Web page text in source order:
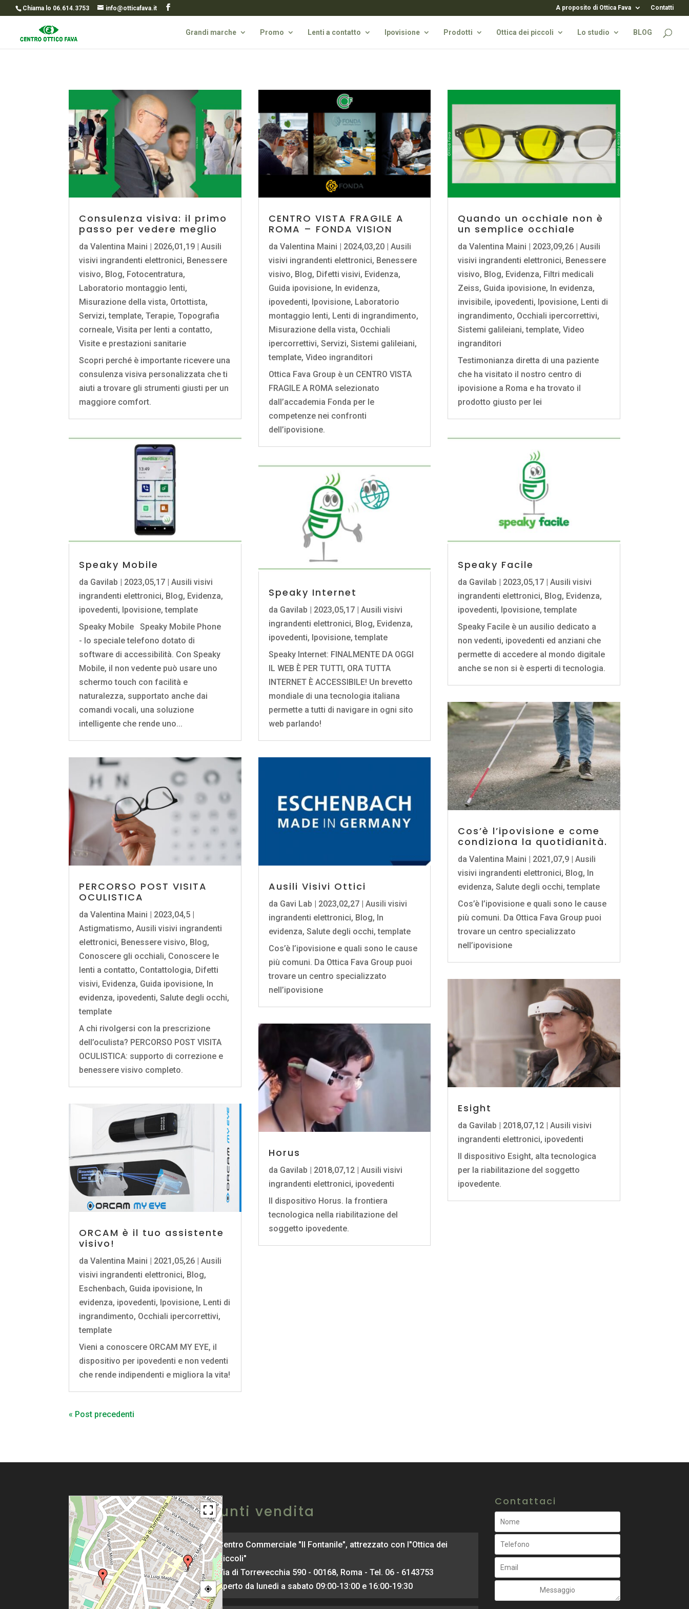
Chiama lo 06.614.3753 info@otticafava.it A proposito di Ottica Fava Contatti
Grandi marche Promo Lenti a contatto Ipovisione Prodotti Ottica dei piccoli Lo studio BLOG
Consulenza visiva: il primo
passo per vedere meglio
daValentina Maini 2026,01,19 |Ausili
visivi ingrandenti elettronici, Benessere
visivo, Blog, Fotocentratura,
Laboratorio montaggio lenti,
Misurazione della vista, Ortottista,
Servizi,template,Terapie,Topografia
corneale,Visita per lenti a contatto,
Visite e prestazioni sanitarie
Scopri perché è importante ricevere una
consulenza visiva personalizzata che ti
aiuti a trovare gli strumenti giusti per un
maggiore comfort.
Speaky Mobile
da Gavilab | 2023,05,17 |Ausili visivi
ingrandenti elettronici, Blog, Evidenza,
ipovedenti, Ipovisione,template
Speaky Mobile Speaky Mobile Phone
- lo speciale telefono dotato di
software di accessibilità. Con Speaky
Mobile, il non vedente può usare uno
schermo touch con facilità e
naturalezza, supportato anche dai
comandi vocali, una soluzione
intelligente che rende uno...
PERCORSO POST VISITA
OCULISTICA
daValentina Maini | 2023,04,5 |
Astigmatismo,Ausili visivi ingrandenti
elettronici, Benessere visivo, Blog,
Conoscere gli occhiali, Conoscere le
lenti a contatto, Contattologia, Difetti
visivi, Evidenza, Guida ipovisione, In
evidenza, ipovedenti,Salute degli occhi,
template
A chi rivolgersi con la prescrizione
dell’oculista? PERCORSO POST VISITA
OCULISTICA: supporto di correzione e
benessere visivo completo.
ORCAM è il tuo assistente
visivo!
daValentina Maini | 2021,05,26 |Ausili
visivi ingrandenti elettronici, Blog,
Eschenbach, Guida ipovisione, In
evidenza, ipovedenti, Ipovisione, Lenti di
ingrandimento, Occhiali ipercorrettivi,
template
Vieni a conoscere ORCAM MY EYE, il
dispositivo per ipovedenti e non vedenti
che rende indipendenti e migliora la vita!
CENTRO VISTA FRAGILE A
ROMA – FONDA VISION
da Valentina Maini 2024,03,20| Ausili
visivi ingrandenti elettronici, Benessere
visivo, Blog, Difetti visivi, Evidenza,
Guida ipovisione, In evidenza,
ipovedenti, Ipovisione, Laboratorio
montaggio lenti, Lenti di ingrandimento,
Misurazione della vista, Occhiali
ipercorrettivi, Servizi, Sistemi galileiani,
template, Video ingranditori
Ottica Fava Group è un CENTRO VISTA
FRAGILE A ROMA selezionato
dall’accademia Fonda per le
competenze nei confronti
dell’ipovisione.
Speaky Internet
da Gavilab | 2023,05,17| Ausili visivi
ingrandenti elettronici, Blog, Evidenza,
ipovedenti, Ipovisione,template
Speaky Internet: FINALMENTE DA OGGI
IL WEB È PER TUTTI, ORA TUTTA
INTERNET È ACCESSIBILE! Un brevetto
mondiale di una tecnologia italiana
permette a tutti di navigare in ogni sito
web parlando!
Ausili Visivi Ottici
da Gavi Lab | 2023,02,27| Ausili visivi
ingrandenti elettronici, Blog, In
evidenza, Salute degli occhi,template
Cos’è l’ipovisione e quali sono le cause
più comuni. Da Ottica Fava Group puoi
trovare un centro specializzato
nell’ipovisione
Horus
da Gavilab | 2018,07,12| Ausili visivi
ingrandenti elettronici, ipovedenti
Il dispositivo Horus. la frontiera
tecnologica nella riabilitazione del
soggetto ipovedente.
Quando un occhiale non è
un semplice occhiale
da Valentina Maini 2023,09,26| Ausili
visivi ingrandenti elettronici, Benessere
visivo, Blog, Evidenza, Filtri medicali
Zeiss, Guida ipovisione, In evidenza,
invisibile, ipovedenti, Ipovisione, Lenti di
ingrandimento, Occhiali ipercorrettivi,
Sistemi galileiani,template, Video
ingranditori
Testimonianza diretta di una paziente
che ha visitato il nostro centro di
ipovisione a Roma e ha trovato il
prodotto giusto per lei
Speaky Facile
da Gavilab | 2023,05,17| Ausili visivi
ingrandenti elettronici, Blog, Evidenza,
ipovedenti, Ipovisione,template
Speaky Facile è un ausilio dedicato a
non vedenti, ipovedenti ed anziani che
permette di accedere al mondo digitale
anche se non si è esperti di tecnologia.
Cos’è l’ipovisione e come
condiziona la quotidianità.
da Valentina Maini | 2021,07,9| Ausili
visivi ingrandenti elettronici, Blog, In
evidenza, Salute degli occhi,template
Cos’è l’ipovisione e quali sono le cause
più comuni. Da Ottica Fava Group puoi
trovare un centro specializzato
nell’ipovisione
Esight
da Gavilab | 2018,07,12| Ausili visivi
ingrandenti elettronici, ipovedenti
Il dispositivo Esight, alta tecnologica
per la riabilitazione del soggetto
ipovedente.
« Post precedenti
Punti vendita
Centro Commerciale "Il Fontanile", attrezzato con l"Ottica dei
Piccoli"
Via di Torrevecchia 590 - 00168, Roma - Tel. 06 - 6143753
Aperto da lunedi a sabato 09:00-13:00 e 16:00-19:30
Contattaci